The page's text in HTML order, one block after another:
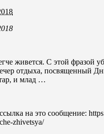
живется. С этой фразой
отдыха, посвященный
и млад …
на это сообщение:
zhivetsya/